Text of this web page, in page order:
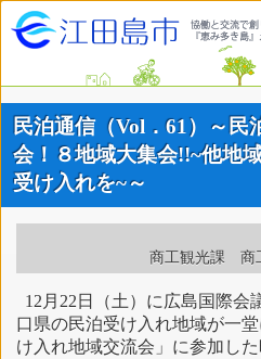
民泊通信（Vol．61）～民
会！８地域大集会!!~他地
受け入れを~～
商工観光課 商
12月22日（土）に広島国際会
口県の民泊受け入れ地域が一
け入れ地域交流会」に参加し